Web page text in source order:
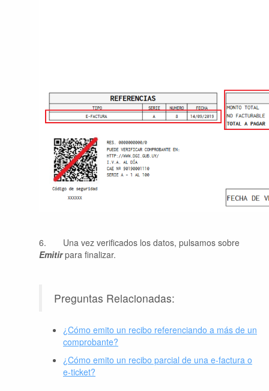
6.
Una vez verificados los datos, pulsamos sobre
Emitirpara finalizar.
Preguntas Relacionadas:
¿Cómo emito un recibo referenciando a más de un
comprobante?
¿Cómo emito un recibo parcial de una e-factura o
e-ticket?